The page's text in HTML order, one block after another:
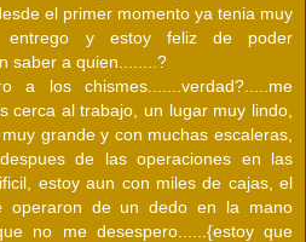
el primer momento ya tenia muy
y estoy feliz de poder
saber a quien........?
a los chismes.......verdad?.....me
cerca al trabajo, un lugar muy lindo,
grande y con muchas escaleras,
de las operaciones en las
estoy aun con miles de cajas, el
operaron de un dedo en la mano
no me desespero......{estoy que